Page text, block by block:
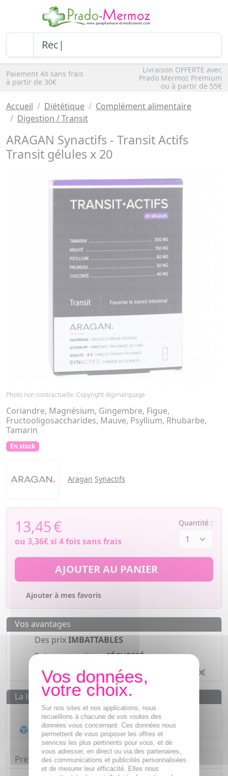
Paiement 4X sans frais
à partir de 30€
Livraison OFFERTE avec
Prado Mermoz Premium
ou à partir de 55€
Accueil Diététique
Complément alimentaire
Digestion / Transit
ARAGAN Synactifs - Transit Actifs
Transit gélules x 20
Photo non contractuelle. Copyright digimarquage
Coriandre, Magnésium, Gingembre, Figue,
Fructooligosaccharides, Mauve, Psyllium, Rhubarbe,
Tamarin
En stock
Aragan Synactifs
13,45€
ou 3,36€si 4 fois sans frais
Quantité :
AJOUTER AU PANIER
Ajouter à mes favoris
Vos avantages
Des prixIMBATTABLES
Paiement en ligneSÉCURISÉ
Paiement en4 fois sans frais à partir de 30€
La livraison
Livraison gratuite dès55€
Acheminement Chronoposten 24h*
Présentation
Sur nos sites et nos applications, nous
recueillons à chacune de vos visites des
données vous concernant. Ces données nous
permettent de vous proposer les offres et
services les plus pertinents pour vous, et de
vous adresser, en direct ou via des partenaires,
des communications et publicités personnalisées
et de mesurer leur efficacité. Elles nous